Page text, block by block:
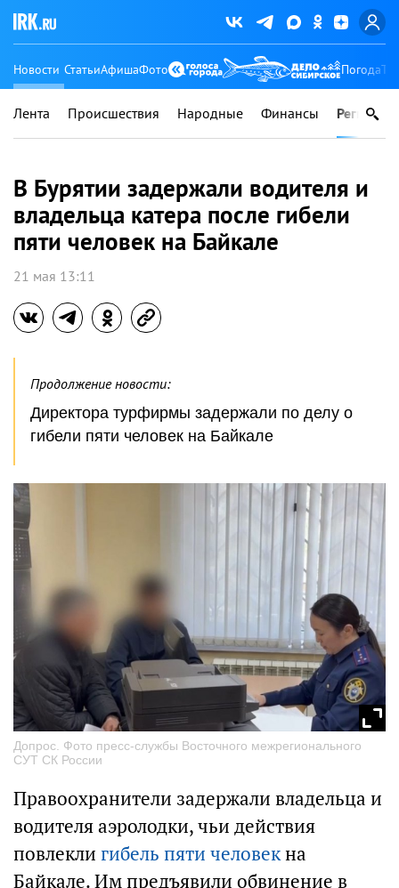
Новости СтатьиАфишаФото Погода
Лента Происшествия Народные Финансы Регионы
В Бурятии задержали водителя и
владельца катера после гибели
пяти человек на Байкале
21 мая 13:11
Продолжение новости:
Директора турфирмы задержали по делу о
гибели пяти человек на Байкале
Допрос. Фото пресс-службы Восточного межрегионального
СУТ СК России
Правоохранители задержали владельца и
водителя аэролодки, чьи действия
повлекли гибель пяти человекна
Байкале. Им предъявили обвинение в